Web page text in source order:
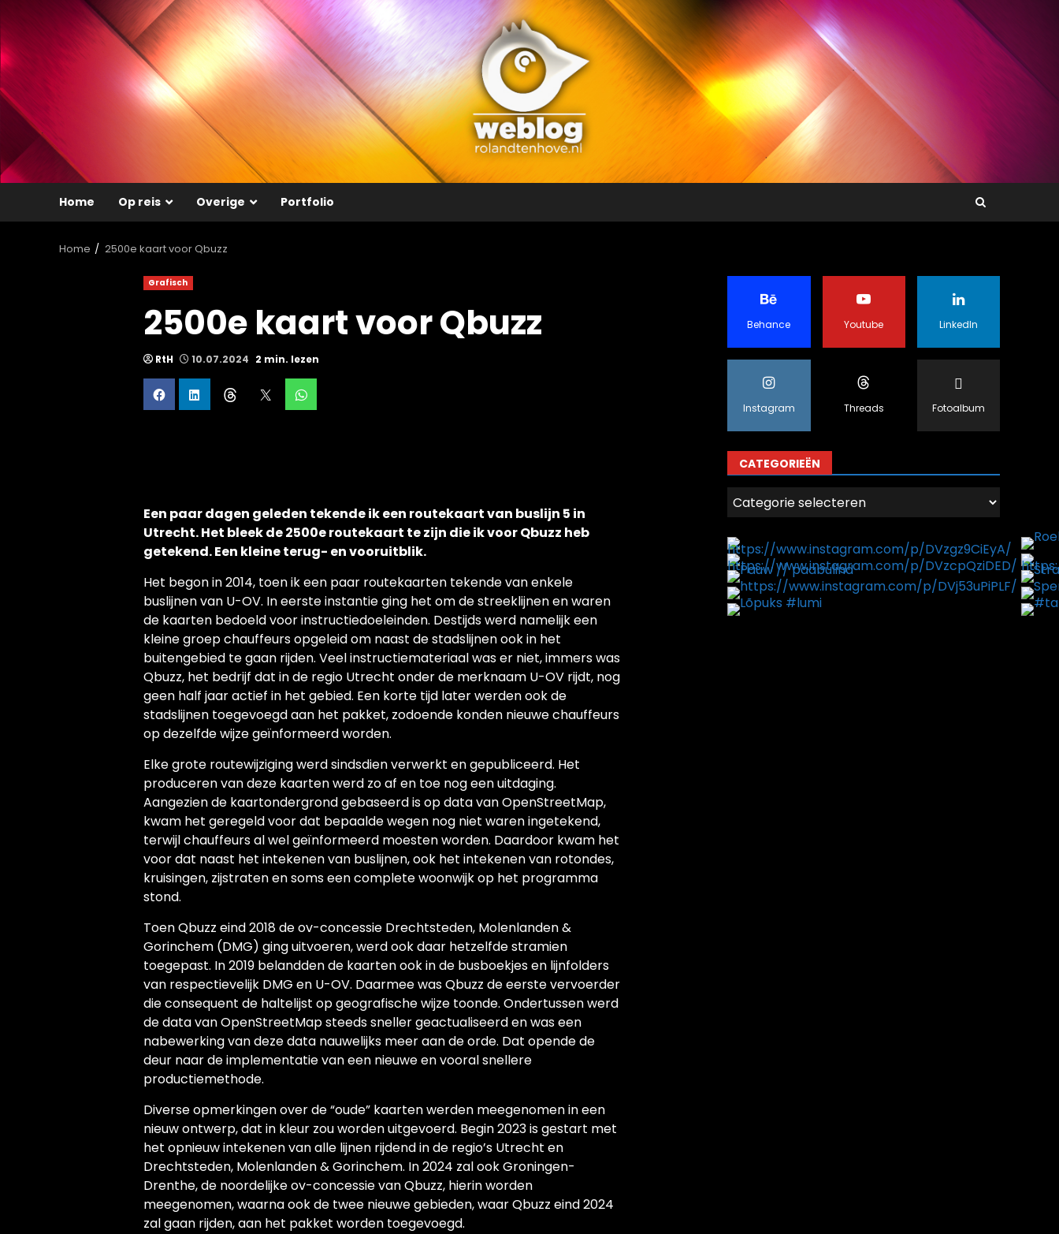
naar
de
inhoud
Home Op reis Overige Portfolio
Home 2500e kaart voor Qbuzz
Grafisch
2500e kaart voor Qbuzz
RtH 10.07.2024 2 min. lezen
Een paar dagen geleden tekende ik een routekaart van buslijn 5 in
Utrecht. Het bleek de 2500e routekaart te zijn die ik voor Qbuzz heb
getekend. Een kleine terug- en vooruitblik.
Het begon in 2014, toen ik een paar routekaarten tekende van enkele
buslijnen van U-OV. In eerste instantie ging het om de streeklijnen en waren
de kaarten bedoeld voor instructiedoeleinden. Destijds werd namelijk een
kleine groep chauffeurs opgeleid om naast de stadslijnen ook in het
buitengebied te gaan rijden. Veel instructiemateriaal was er niet, immers was
Qbuzz, het bedrijf dat in de regio Utrecht onder de merknaam U-OV rijdt, nog
geen half jaar actief in het gebied. Een korte tijd later werden ook de
stadslijnen toegevoegd aan het pakket, zodoende konden nieuwe chauffeurs
op dezelfde wijze geïnformeerd worden.
Elke grote routewijziging werd sindsdien verwerkt en gepubliceerd. Het
produceren van deze kaarten werd zo af en toe nog een uitdaging.
Aangezien de kaartondergrond gebaseerd is op data van OpenStreetMap,
kwam het geregeld voor dat bepaalde wegen nog niet waren ingetekend,
terwijl chauffeurs al wel geïnformeerd moesten worden. Daardoor kwam het
voor dat naast het intekenen van buslijnen, ook het intekenen van rotondes,
kruisingen, zijstraten en soms een complete woonwijk op het programma
stond.
Toen Qbuzz eind 2018 de ov-concessie Drechtsteden, Molenlanden &
Gorinchem (DMG) ging uitvoeren, werd ook daar hetzelfde stramien
toegepast. In 2019 belandden de kaarten ook in de busboekjes en lijnfolders
van respectievelijk DMG en U-OV. Daarmee was Qbuzz de eerste vervoerder
die consequent de haltelijst op geografische wijze toonde. Ondertussen werd
de data van OpenStreetMap steeds sneller geactualiseerd en was een
nabewerking van deze data nauwelijks meer aan de orde. Dat opende de
deur naar de implementatie van een nieuwe en vooral snellere
productiemethode.
Diverse opmerkingen over de “oude” kaarten werden meegenomen in een
nieuw ontwerp, dat in kleur zou worden uitgevoerd. Begin 2023 is gestart met
het opnieuw intekenen van alle lijnen rijdend in de regio’s Utrecht en
Drechtsteden, Molenlanden & Gorinchem. In 2024 zal ook Groningen-
Drenthe, de noordelijke ov-concessie van Qbuzz, hierin worden
meegenomen, waarna ook de twee nieuwe gebieden, waar Qbuzz eind 2024
zal gaan rijden, aan het pakket worden toegevoegd.
Behance Youtube LinkedIn
Instagram Threads Fotoalbum
CATEGORIEËN
Categorieën